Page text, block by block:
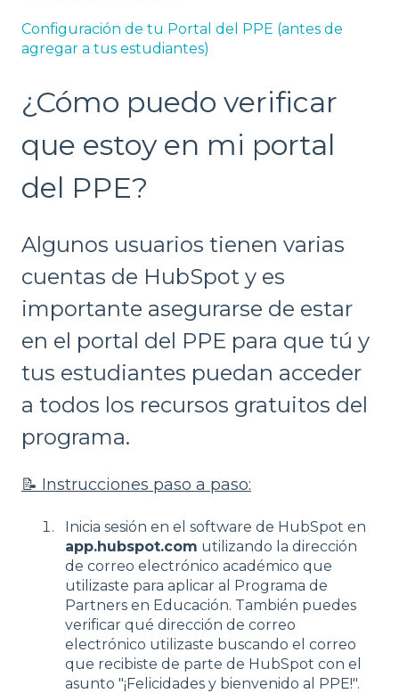
Configuración de tu Portal del PPE (antes de
agregar a tus estudiantes)
¿Cómo puedo verificar
que estoy en mi portal
del PPE?
Algunos usuarios tienen varias
cuentas de HubSpot y es
importante asegurarse de estar
en el portal del PPE para que tú y
tus estudiantes puedan acceder
a todos los recursos gratuitos del
programa.
📝 Instrucciones paso a paso:
Inicia sesión en el software de HubSpot en
app.hubspot.com utilizando la dirección
de correo electrónico académico que
utilizaste para aplicar al Programa de
Partners en Educación. También puedes
verificar qué dirección de correo
electrónico utilizaste buscando el correo
que recibiste de parte de HubSpot con el
asunto "¡Felicidades y bienvenido al PPE!".